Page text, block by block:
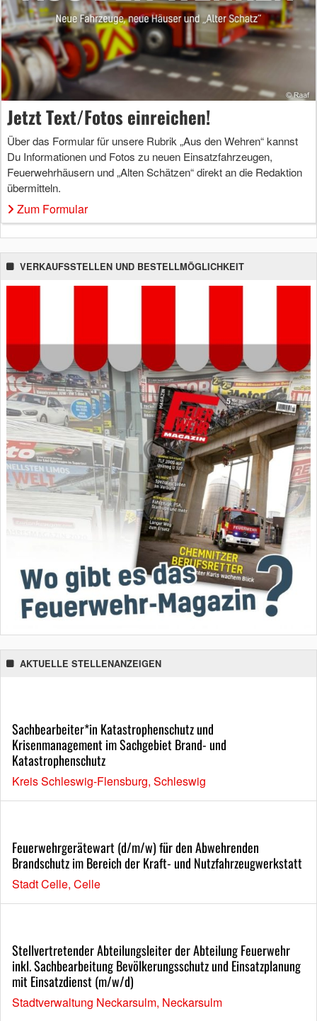
Jetzt Text/Fotos einreichen!
Über das Formular für unsere Rubrik „Aus den Wehren“ kannst
Du Informationen und Fotos zu neuen Einsatzfahrzeugen,
Feuerwehrhäusern und „Alten Schätzen“ direkt an die Redaktion
übermitteln.
Zum Formular
VERKAUFSSTELLEN UND BESTELLMÖGLICHKEIT
AKTUELLE STELLENANZEIGEN
Sachbearbeiter*in Katastrophenschutz und
Krisenmanagement im Sachgebiet Brand- und
Katastrophenschutz
Kreis Schleswig-Flensburg, Schleswig
Feuerwehrgerätewart (d/m/w) für den Abwehrenden
Brandschutz im Bereich der Kraft- und Nutzfahrzeugwerkstatt
Stadt Celle, Celle
Stellvertretender Abteilungsleiter der Abteilung Feuerwehr
inkl. Sachbearbeitung Bevölkerungsschutz und Einsatzplanung
mit Einsatzdienst (m/w/d)
Stadtverwaltung Neckarsulm, Neckarsulm